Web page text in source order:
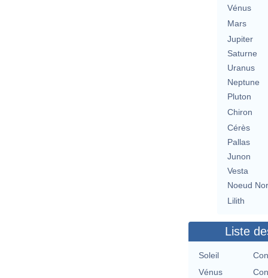
Vénus
Mars
Jupiter
Saturne
Uranus
Neptune
Pluton
Chiron
Cérès
Pallas
Junon
Vesta
Noeud
Lilith
Liste
Soleil
Vénus